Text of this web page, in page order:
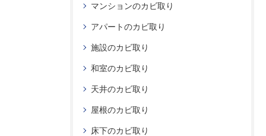
マンションのカビ取り
アパートのカビ取り
施設のカビ取り
和室のカビ取り
天井のカビ取り
屋根のカビ取り
床下のカビ取り